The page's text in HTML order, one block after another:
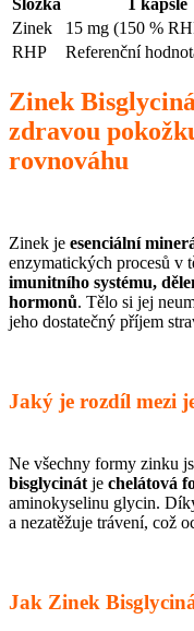
Zinek
15 mg (150 %
RHP
Referenční
Zinek
zdravou
rovnováhu
Zinek je esenciální
enzymatických procesů v
imunitního systému,
hormonů. Tělo si jej
jeho dostatečný příjem
Jaký je rozdíl mezi
Ne všechny formy zinku
bisglycinát je chelátová
aminokyselinu glycin.
a nezatěžuje trávení, což
Jak Zinek